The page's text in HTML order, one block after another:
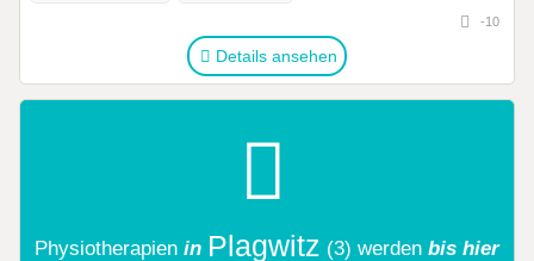
-10
Details ansehen
Physiotherapien in Plagwitz (3) werden bis hier